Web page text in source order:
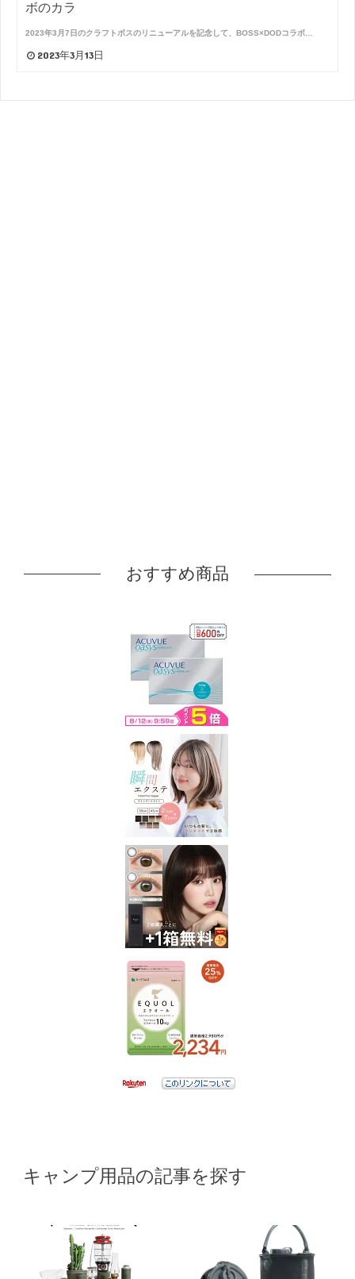
ボのカラ
2023年3月7日のクラフトボスのリニューアルを記念して、BOSS×DODコラボ…
2023年3月13日
おすすめ商品
キャンプ用品の記事を探す